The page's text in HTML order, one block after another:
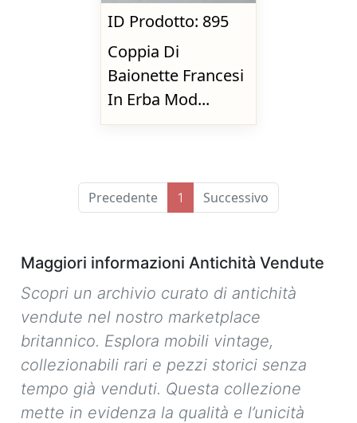
ID Prodotto: 895
Coppia Di
Baionette Francesi
In Erba Mod...
Precedente 1 Successivo
Maggiori informazioni Antichità Vendute
Scopri un archivio curato di antichità
vendute nel nostro marketplace
britannico. Esplora mobili vintage,
collezionabili rari e pezzi storici senza
tempo già venduti. Questa collezione
mette in evidenza la qualità e l’unicità